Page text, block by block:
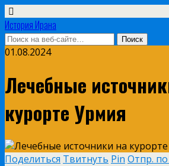
История Ирана
01.08.2024
Лечебные
курорте Урмия
Поделиться Твитнуть Pin Отпр. по